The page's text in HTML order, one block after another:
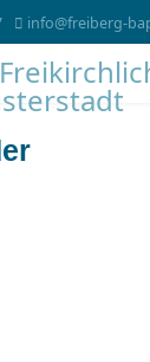
info@freiberg-